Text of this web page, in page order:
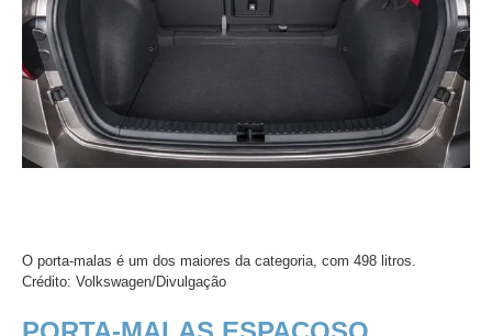
O porta-malas é um dos maiores da categoria, com 498 litros.
Crédito: Volkswagen/Divulgação